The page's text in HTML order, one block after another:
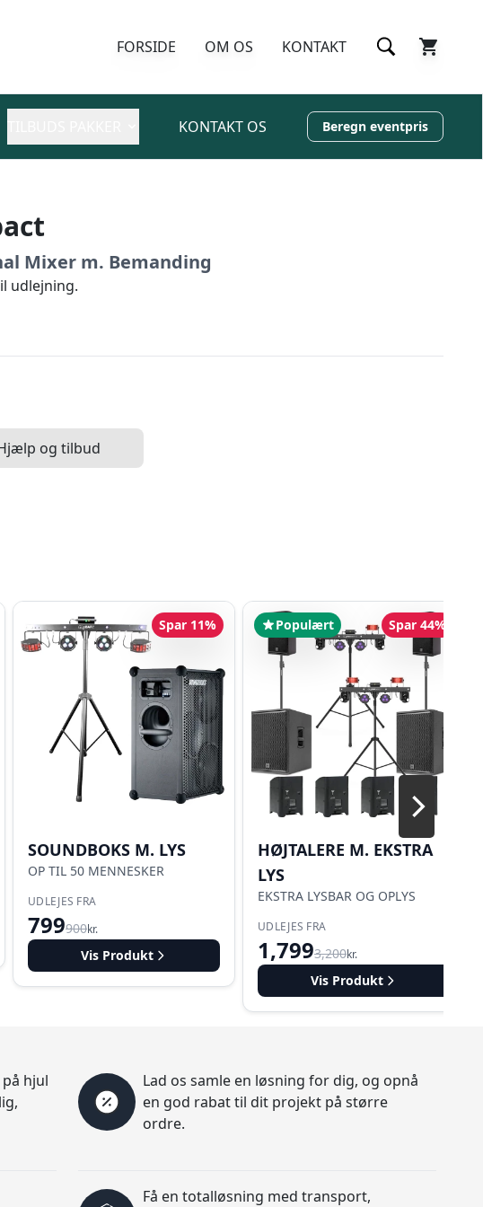
FORSIDE OM OS KONTAKT
KONTAKT OS Beregn eventpris
Mixer m. Bemanding
udlejning.
og tilbud
Spar 11%
SOUNDBOKS M. LYS
OP TIL 50 MENNESKER
UDLEJES FRA
799900kr.
Vis Produkt
Populært Spar 44%
HØJTALERE M. EKSTRA
LYS
EKSTRA LYSBAR OG OPLYS
UDLEJES FRA
1,7993,200kr.
Vis Produkt
hjul
Lad os samle en løsning for dig, og opnå
en god rabat til dit projekt på større
ordre.
Få en totalløsning med transport,